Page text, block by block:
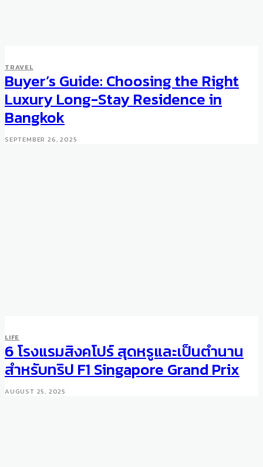
LIFE
Five Commonly Mistaken
Capitals of the World
TRAVEL
Buyer’s Guide: Choosing the Right
Luxury Long-Stay Residence in
Bangkok
SEPTEMBER 26, 2025
LIFE
6 โรงแรมสิงคโปร์ สุดหรูและเป็นตำนาน
สำหรับทริป F1 Singapore Grand Prix
AUGUST 25, 2025